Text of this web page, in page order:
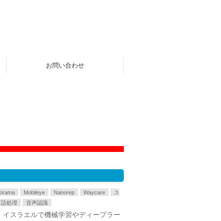
お問い合わせ
Mobileye Nanorep Waycare
ス
処理 音声認識
スラエルで機械学習やディープラー